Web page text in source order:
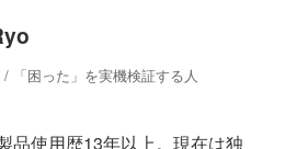
「困った」を実機検証する人
品使用歴13年以上。現在は独